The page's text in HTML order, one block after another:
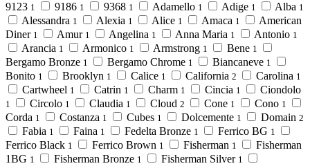
9123 1 9186 1 9368 1 Adamello 1 Adige 1 Alba 1
Alessandra 1 Alexia 1 Alice 1 Amaca 1
American
Diner 1 Amur 1 Angelina 1 Anna Maria 1 Antonio 1
Arancia 1 Armonico 1 Armstrong 1 Bene 1
Bergamo Bronze 1 Bergamo Chrome 1 Biancaneve 1
Bonito 1 Brooklyn 1 Calice 1 California 2 Carolina 1
Cartwheel 1 Catrin 1 Charm 1 Cincia 1 Ciondolo
1 Circolo 1 Claudia 1 Cloud 2 Cone 1 Cono 1
Corda 1 Costanza 1 Cubes 1 Dolcemente 1 Domain 2
Fabia 1 Faina 1 Fedelta Bronze 1 Ferrico BG 1
Ferrico Black 1 Ferrico Brown 1 Fisherman 1
Fisherman
1BG 1 Fisherman Bronze 1 Fisherman Silver 1